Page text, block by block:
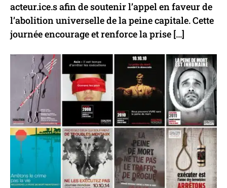
acteur.ice.s afin de soutenir l’appel en faveur de
l’abolition universelle de la peine capitale. Cette
journée encourage et renforce la prise […]